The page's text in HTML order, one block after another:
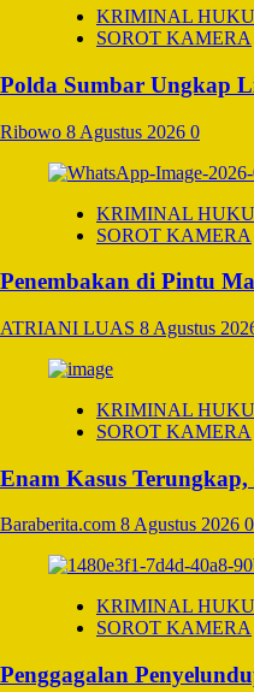
KRIMINAL
SOROT KAMERA
Polda Sumbar Ungkap
Ribowo 8 Agustus 2026 0
KRIMINAL
SOROT KAMERA
Penembakan di Pintu
ATRIANI LUAS 8 Agustus
KRIMINAL
SOROT KAMERA
Enam Kasus
Baraberita.com 8 Agustus 2026 0
KRIMINAL
SOROT KAMERA
Penggagalan